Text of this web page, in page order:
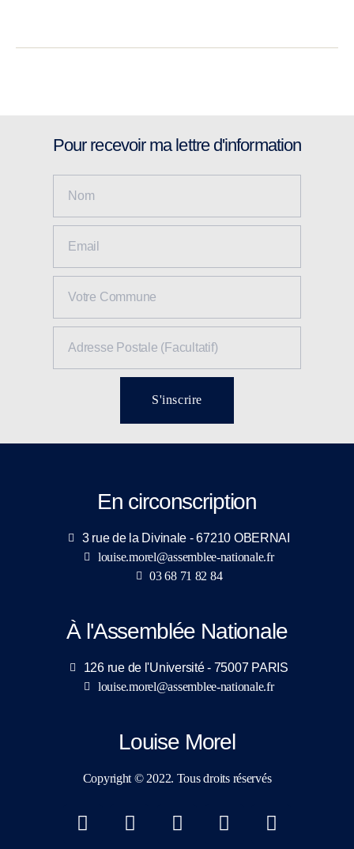
Pour recevoir ma lettre d'information
S'inscrire
En circonscription
3 rue de la Divinale - 67210 OBERNAI
louise.morel@assemblee-nationale.fr
03 68 71 82 84
À l'Assemblée Nationale
126 rue de l'Université - 75007 PARIS
louise.morel@assemblee-nationale.fr
Louise Morel
Copyright © 2022. Tous droits réservés